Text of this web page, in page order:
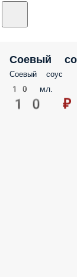
Соевый
Соевый соус
10 мл.
10 ₽